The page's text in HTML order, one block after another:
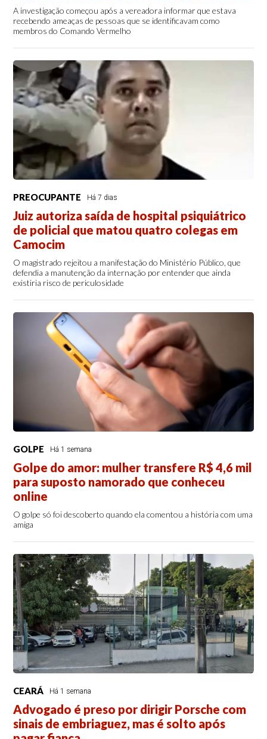
A investigação começou após a vereadora informar que estava
recebendo ameaças de pessoas que se identificavam como
membros do Comando Vermelho
PREOCUPANTE Há 7 dias
Juiz autoriza saída de hospital psiquiátrico
de policial que matou quatro colegas em
Camocim
O magistrado rejeitou a manifestação do Ministério Público, que
defendia a manutenção da internação por entender que ainda
existiria risco de periculosidade
GOLPE Há 1 semana
Golpe do amor: mulher transfere R$ 4,6 mil
para suposto namorado que conheceu
online
O golpe só foi descoberto quando ela comentou a história com uma
amiga
CEARÁ Há 1 semana
Advogado é preso por dirigir Porsche com
sinais de embriaguez, mas é solto após